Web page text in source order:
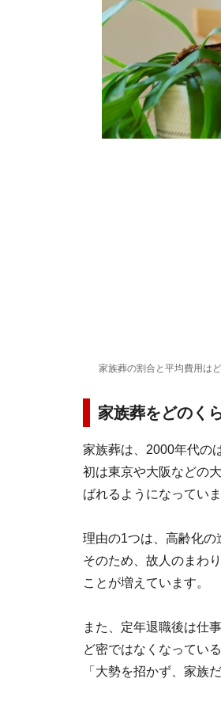
家族葬の割合と平均費用は
家族葬をどのく
家族葬は、2000年代の
初は東京や大阪などの
ばれるようになってい
理由の1つは、高齢化の
そのため、故人のまわ
ことが増えています。
また、定年退職後は仕
ど密ではなくなってい
「大勢を招かず、家族